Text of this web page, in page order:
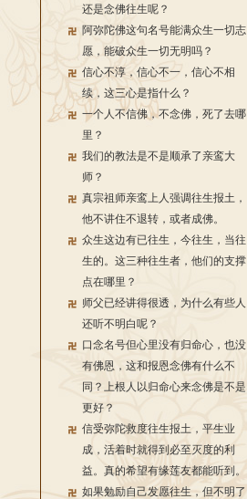
还是念佛往生呢？
阿弥陀佛这句名号能满众生一切志
愿，能破众生一切无明吗？
信心不淳，信心不一，信心不相
续，这三心是指什么？
一个人不信佛，不念佛，死了去哪
里？
我们的教法是不是顺承了亲鸾大
师？
真宗祖师亲鸾上人强调往生报土，
他不讲住不退转，或者成佛。
众生这边有已往生，今往生，当往
生的。这三种往生者，他们的支撑
点在哪里？
师父已经讲得很透，为什么有些人
还听不明白呢？
口念名号但心里没有归命心，也没
有佛恩，这和报恩念佛有什么不
同？上根人以归命心来念佛是不是
更好？
信受弥陀救度往生报土，平生业
成，活着时就得到必至灭度的利
益。真的希望有缘莲友都能听到。
如果勉励自己发愿往生，但不明了